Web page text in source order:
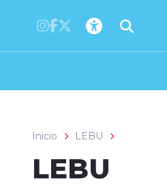
Inicio LEBU
LEBU